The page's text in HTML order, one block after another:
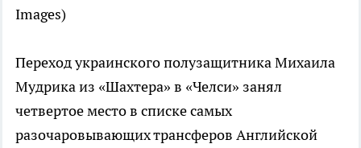
Images)
Переход украинского полузащитника Михаила
Мудрика из «Шахтера» в «Челси» занял
четвертое место в списке самых
разочаровывающих трансферов Английской